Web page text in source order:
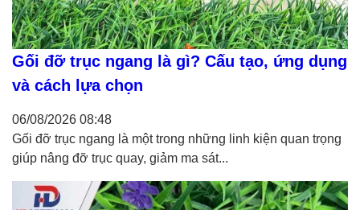
Gối đỡ trục ngang là gì? Cấu tạo, ứng dụng
và cách lựa chọn
06/08/2026 08:48
Gối đỡ trục ngang là một trong những linh kiện quan trọng
giúp nâng đỡ trục quay, giảm ma sát...